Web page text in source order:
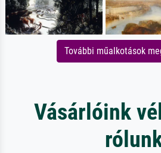
További műalkotások
Vásárlóink